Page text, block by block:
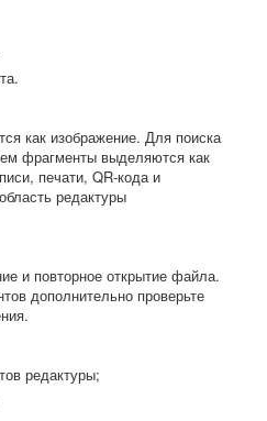
как изображение. Для поиска
фрагменты выделяются как
печати, QR-кода и
редактуры
и повторное открытие файла.
дополнительно проверьте
редактуры;